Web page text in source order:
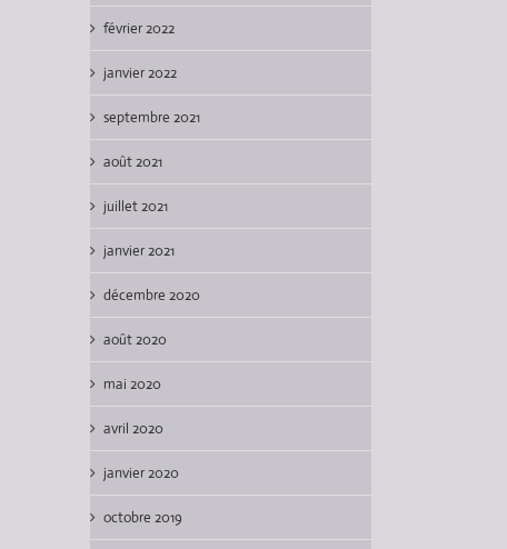
février 2022
janvier 2022
septembre 2021
août 2021
juillet 2021
janvier 2021
décembre 2020
août 2020
mai 2020
avril 2020
janvier 2020
octobre 2019